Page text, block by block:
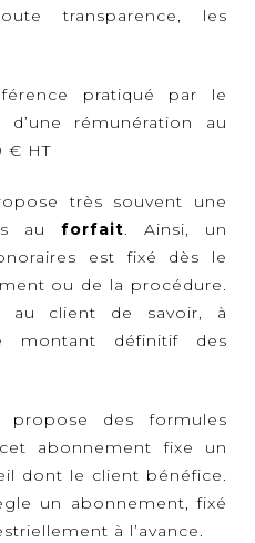
transparence, les
pratiqué par le
rémunération au
€ HT
très souvent une
au forfait. Ainsi, un
est fixé dès le
ou de la procédure.
au client de savoir, à
montant définitif des
propose des formules
abonnement fixe un
dont le client bénéfice.
un abonnement, fixé
à l’avance.